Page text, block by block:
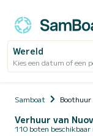
Wereld
Kies een datum of een
Samboat Boothuur
Verhuur van
110 boten beschikbaar